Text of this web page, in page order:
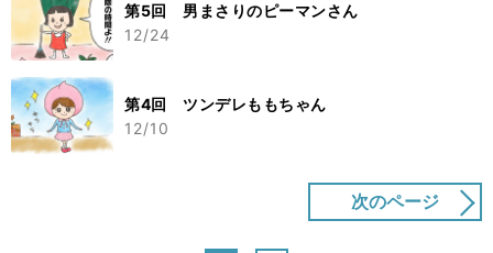
第5回 男まさりのピーマンさん
12/24
第4回 ツンデレももちゃん
12/10
次のページ